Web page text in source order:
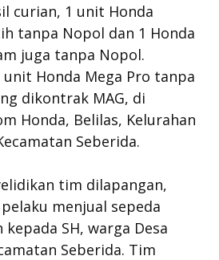
curian, 1 unit Honda
tanpa Nopol dan 1 Honda
juga tanpa Nopol.
Honda Mega Pro tanpa
dikontrak MAG, di
Honda, Belilas, Kelurahan
Seberida.
tim dilapangan,
menjual sepeda
SH, warga Desa
Seberida. Tim